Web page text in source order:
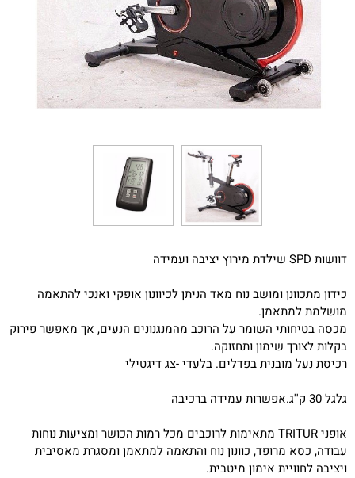
דוושות SPD שילדת מירוץ יציבה ועמידה
כידון מתכוונן ומושב נוח מאד הניתן לכיוונון אופקי ואנכי להתאמה
מושלמת למתאמן.
מכסה בטיחותי השומר על הרוכב מהמנגנונים הנעים, אך מאפשר פירוק
בקלות לצורך שימון ותחזוקה.
רכיסת נעל מובנית בפדלים. בלעדי -צג דיגטילי
גלגל 30 ק''ג.אפשרות עמידה ברכיבה
אופני TRITUR מתאימות לרוכבים מכל רמות הכושר ומציעות נוחות
עבודה, כסא מרופד, כוונון נוח והתאמה למתאמן ומסגרת מאסיבית
ויציבה לחוויית אימון מיטבית.